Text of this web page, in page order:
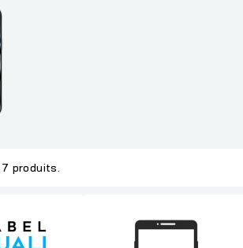
produits.